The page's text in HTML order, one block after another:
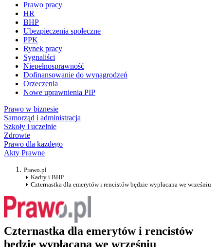
Prawo pracy
HR
BHP
Ubezpieczenia społeczne
PPK
Rynek pracy
Sygnaliści
Niepełnosprawność
Dofinansowanie do wynagrodzeń
Orzeczenia
Nowe uprawnienia PIP
Prawo w biznesie
Samorząd i administracja
Szkoły i uczelnie
Zdrowie
Prawo dla każdego
Akty Prawne
Prawo.pl
Kadry i BHP
Czternastka dla emerytów i rencistów będzie wypłacana we wrześniu
Czternastka dla emerytów i rencistów
będzie wypłacana we wrześniu